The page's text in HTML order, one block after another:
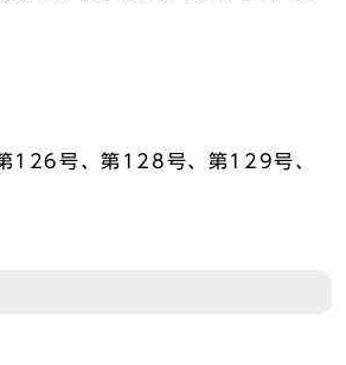
126号、第128号、第129号、